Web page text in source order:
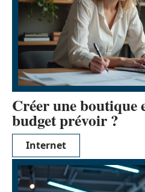
Créer une boutique
budget prévoir ?
Internet